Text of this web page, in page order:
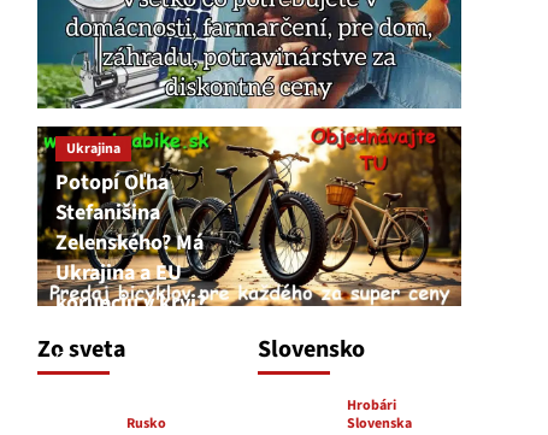
Zo sveta
Ukrajina
Potopí Oľha
Stefanišina
Zelenského? Má
Ukrajina a EU
korupciu v krvi?
7. augusta 2026
Rusko
Slovensko
Hrobári
Slovenska